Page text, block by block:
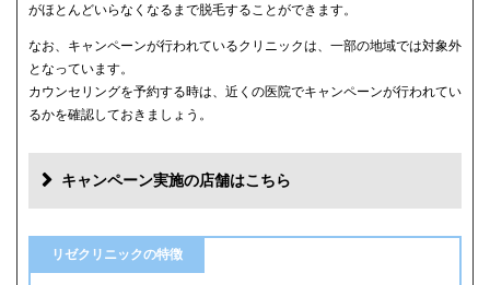
がほとんどいらなくなるまで脱毛することができます。
なお、キャンペーンが行われているクリニックは、一部の地域では対象外
となっています。
カウンセリングを予約する時は、近くの医院でキャンペーンが行われてい
るかを確認しておきましょう。
キャンペーン実施の店舗はこちら
リゼクリニックの特徴